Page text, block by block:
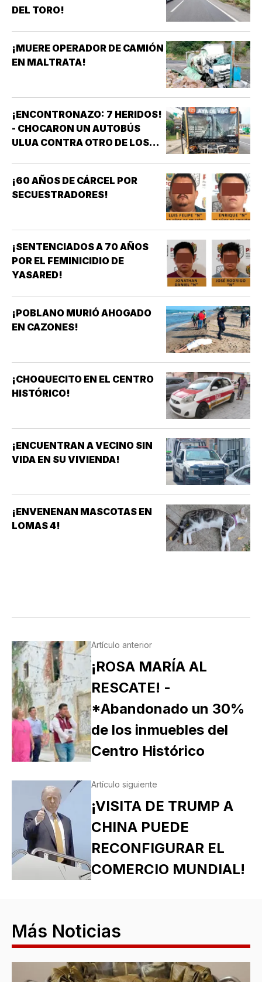
DEL TORO!
¡MUERE OPERADOR DE CAMIÓN
EN MALTRATA!
¡ENCONTRONAZO: 7 HERIDOS!
- CHOCARON UN AUTOBÚS
ULUA CONTRA OTRO DE LOS
¡60 AÑOS DE CÁRCEL POR
SECUESTRADORES!
¡SENTENCIADOS A 70 AÑOS
POR EL FEMINICIDIO DE
YASARED!
¡POBLANO MURIÓ AHOGADO
EN CAZONES!
¡CHOQUECITO EN EL CENTRO
HISTÓRICO!
¡ENCUENTRAN A VECINO SIN
VIDA EN SU VIVIENDA!
¡ENVENENAN MASCOTAS EN
LOMAS 4!
Artículo anterior
¡ROSA MARÍA AL
RESCATE! -
*Abandonado un 30%
de los inmuebles del
Centro Histórico
Artículo siguiente
¡VISITA DE TRUMP A
CHINA PUEDE
RECONFIGURAR EL
COMERCIO MUNDIAL!
Más Noticias